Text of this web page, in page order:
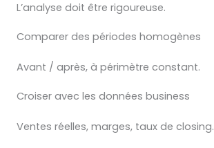
L’analyse doit être rigoureuse.
Comparer des périodes homogènes
Avant / après, à périmètre constant.
Croiser avec les données business
Ventes réelles, marges, taux de closing.